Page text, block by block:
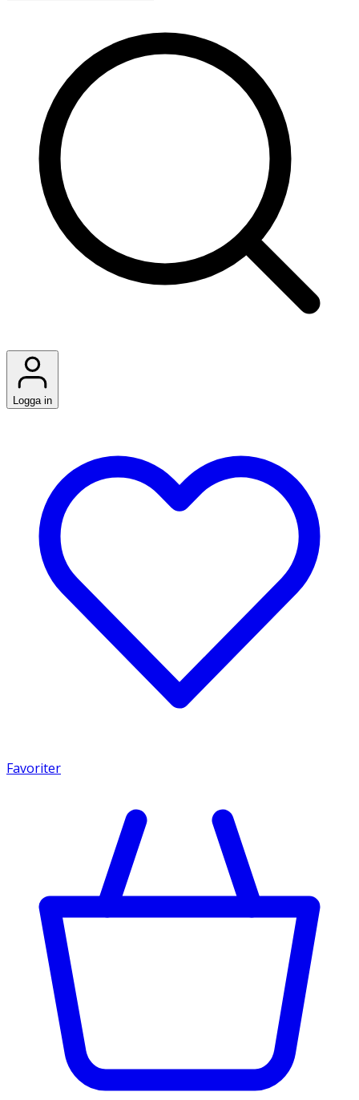
Logga in
Favoriter